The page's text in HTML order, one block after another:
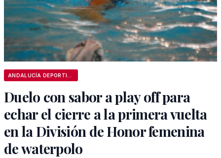
Duelo con sabor a play off para
echar el cierre a la primera vuelta
en la División de Honor femenina
de waterpolo